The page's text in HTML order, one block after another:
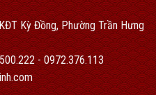
Kỳ Đồng, Phường Trần Hưng
- 0972.376.113